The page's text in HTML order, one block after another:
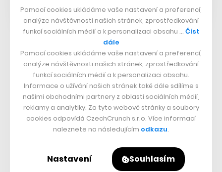
Pomocí cookies ukládáme vaše nastavení a preferencí,
analýze návštěvnosti našich stránek, zprostředkování
funkcí sociálních médií a k personalizaci obsahu … Číst
dále
Pomocí cookies ukládáme vaše nastavení a preferencí,
analýze návštěvnosti našich stránek, zprostředkování
funkcí sociálních médií a k personalizaci obsahu.
Informace o užívání našich stránek také dále sdílíme s
našimi obchodními partnery z oblasti sociálních médií,
reklamy a analytiky. Za tyto webové stránky a soubory
cookies odpovídá CzechCrunch s.r.o. Více informací
naleznete na následujícím odkazu.
Nastavení Souhlasím